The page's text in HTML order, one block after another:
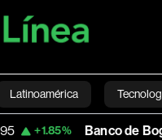
Latinoamérica
Mundo Videos
Banco de Bogota